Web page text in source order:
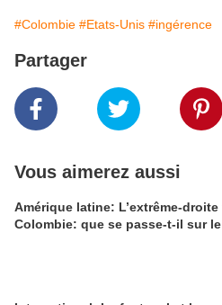
#Colombie #Etats-Unis #ingérence
Partager
Vous aimerez aussi
Amérique latine: L’extrême-
Colombie: que se passe-t-il sur